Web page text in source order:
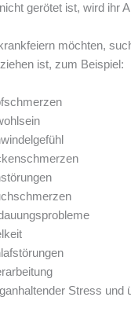
gerötet ist, wird ihr
möchten,
ist, zum Beispiel:
Stress und